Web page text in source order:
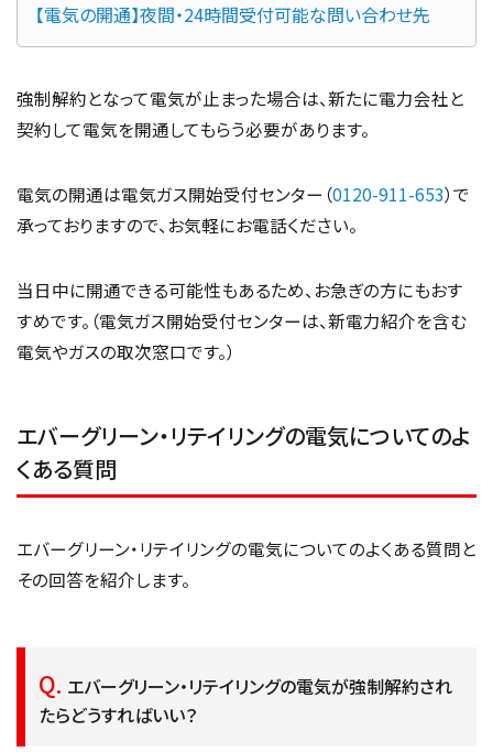
【電気の開通】夜間・24時間受付可能な問い合わせ先
強制解約となって電気が止まった場合は、新たに電力会社と
契約して電気を開通してもらう必要があります。
電気の開通は電気ガス開始受付センター（0120-911-653）で
承っておりますので、お気軽にお電話ください。
当日中に開通できる可能性もあるため、お急ぎの方にもおす
すめです。（電気ガス開始受付センターは、新電力紹介を含む
電気やガスの取次窓口です。）
エバーグリーン・リテイリングの電気についてのよ
くある質問
エバーグリーン・リテイリングの電気についてのよくある質問と
その回答を紹介します。
エバーグリーン・リテイリングの電気が強制解約され
たらどうすればいい？